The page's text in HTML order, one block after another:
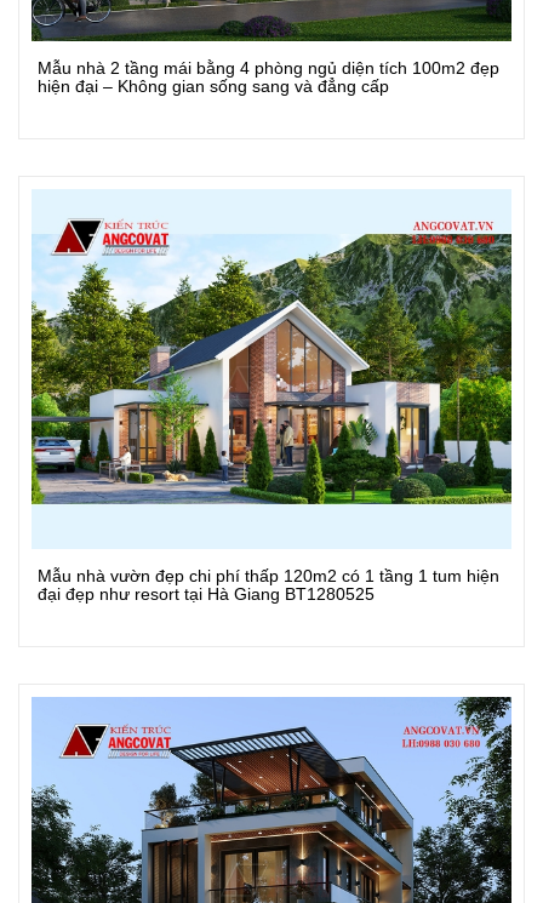
Xem Chi Tiết
Mẫu nhà 2 tầng mái bằng 4 phòng ngủ diện tích 100m2 đẹp
hiện đại – Không gian sống sang và đẳng cấp
Xem Chi Tiết
Mẫu nhà vườn đẹp chi phí thấp 120m2 có 1 tầng 1 tum hiện
đại đẹp như resort tại Hà Giang BT1280525